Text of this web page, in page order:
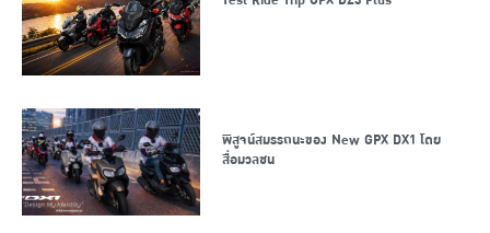
พิสูจน์สมรรถนะของ New GPX DX1 โดย
สื่อมวลชน